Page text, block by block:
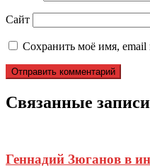
Сайт
Сохранить моё имя, email
Связанные записи
Геннадий Зюганов в